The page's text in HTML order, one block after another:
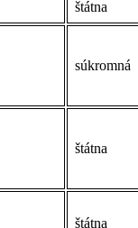
štátna
súkromná
štátna
štátna